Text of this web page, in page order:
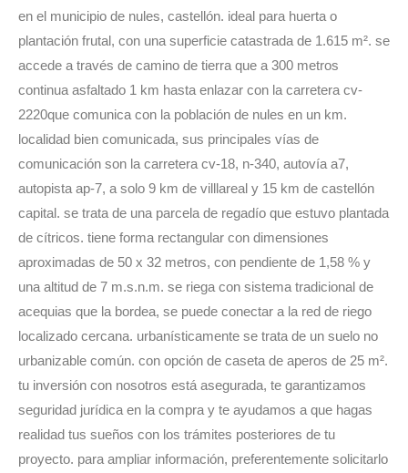
en el municipio de nules, castellón. ideal para huerta o
plantación frutal, con una superficie catastrada de 1.615 m². se
accede a través de camino de tierra que a 300 metros
continua asfaltado 1 km hasta enlazar con la carretera cv-
2220que comunica con la población de nules en un km.
localidad bien comunicada, sus principales vías de
comunicación son la carretera cv-18, n-340, autovía a7,
autopista ap-7, a solo 9 km de villlareal y 15 km de castellón
capital. se trata de una parcela de regadío que estuvo plantada
de cítricos. tiene forma rectangular con dimensiones
aproximadas de 50 x 32 metros, con pendiente de 1,58 % y
una altitud de 7 m.s.n.m. se riega con sistema tradicional de
acequias que la bordea, se puede conectar a la red de riego
localizado cercana. urbanísticamente se trata de un suelo no
urbanizable común. con opción de caseta de aperos de 25 m².
tu inversión con nosotros está asegurada, te garantizamos
seguridad jurídica en la compra y te ayudamos a que hagas
realidad tus sueños con los trámites posteriores de tu
proyecto. para ampliar información, preferentemente solicitarlo